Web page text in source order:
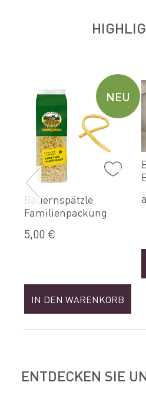
NEU
Bauernspätzle
Familienpackung
5,00 €
IN DEN WARENKORB
ENTDECKEN SIE